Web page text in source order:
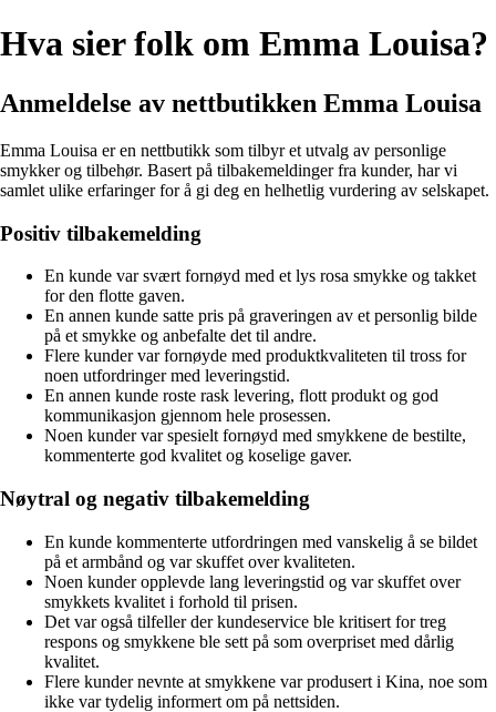
Hva sier folk om Emma Louisa?
Anmeldelse av nettbutikken Emma Louisa
Emma Louisa er en nettbutikk som tilbyr et utvalg av personlige
smykker og tilbehør. Basert på tilbakemeldinger fra kunder, har vi
samlet ulike erfaringer for å gi deg en helhetlig vurdering av selskapet.
Positiv tilbakemelding
En kunde var svært fornøyd med et lys rosa smykke og takket
for den flotte gaven.
En annen kunde satte pris på graveringen av et personlig bilde
på et smykke og anbefalte det til andre.
Flere kunder var fornøyde med produktkvaliteten til tross for
noen utfordringer med leveringstid.
En annen kunde roste rask levering, flott produkt og god
kommunikasjon gjennom hele prosessen.
Noen kunder var spesielt fornøyd med smykkene de bestilte,
kommenterte god kvalitet og koselige gaver.
Nøytral og negativ tilbakemelding
En kunde kommenterte utfordringen med vanskelig å se bildet
på et armbånd og var skuffet over kvaliteten.
Noen kunder opplevde lang leveringstid og var skuffet over
smykkets kvalitet i forhold til prisen.
Det var også tilfeller der kundeservice ble kritisert for treg
respons og smykkene ble sett på som overpriset med dårlig
kvalitet.
Flere kunder nevnte at smykkene var produsert i Kina, noe som
ikke var tydelig informert om på nettsiden.